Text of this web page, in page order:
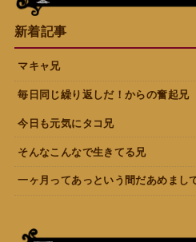
新着記事
マキャ兄
毎日同じ繰り返しだ！からの奮起兄
今日も元気にタコ兄
そんなこんなで生きてる兄
一ヶ月ってあっという間だあめまし